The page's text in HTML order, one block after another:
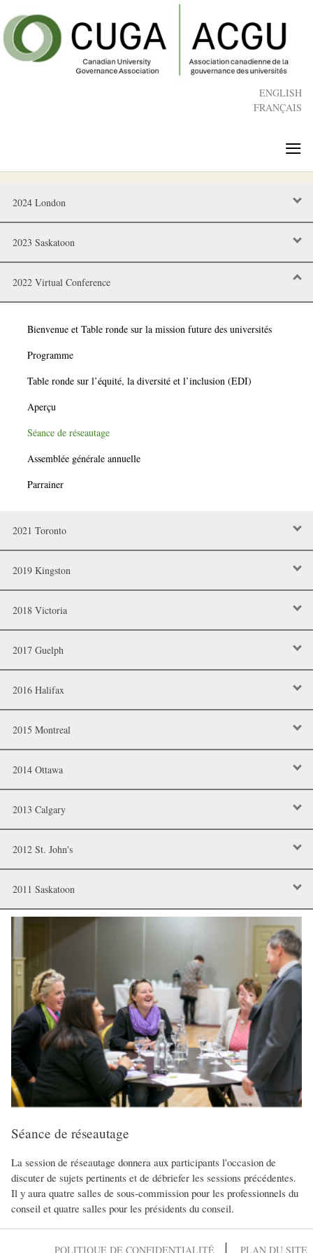
to
main
content
ENGLISH
FRANÇAIS
≡
2024 London
2023 Saskatoon
2022 Virtual Conference
Bienvenue et Table ronde sur la mission future des universités
Programme
Table ronde sur l’équité, la diversité et l’inclusion (EDI)
Aperçu
Séance de réseautage
Assemblée générale annuelle
Parrainer
2021 Toronto
2019 Kingston
2018 Victoria
2017 Guelph
2016 Halifax
2015 Montreal
2014 Ottawa
2013 Calgary
2012 St. John's
2011 Saskatoon
Séance de réseautage
La session de réseautage donnera aux participants l'occasion de
discuter de sujets pertinents et de débriefer les sessions précédentes.
Il y aura quatre salles de sous-commission pour les professionnels du
conseil et quatre salles pour les présidents du conseil.
POLITIQUE DE CONFIDENTIALITÉ PLAN DU SITE